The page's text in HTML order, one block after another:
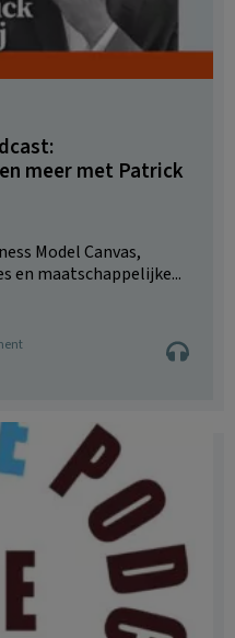
meer met Patrick
Model Canvas,
en maatschappelijke...